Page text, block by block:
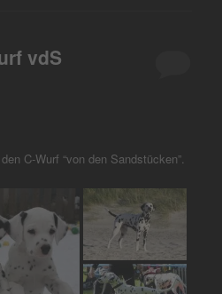
vdS
C-Wurf “von den Sandstücken”.